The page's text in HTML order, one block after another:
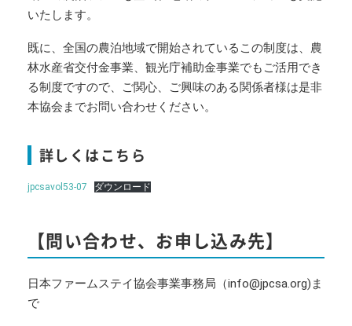
いたします。
既に、全国の農泊地域で開始されているこの制度は、農
林水産省交付金事業、観光庁補助金事業でもご活用でき
る制度ですので、ご関心、ご興味のある関係者様は是非
本協会までお問い合わせください。
詳しくはこちら
jpcsavol53-07 ダウンロード
【問い合わせ、お申し込み先】
日本ファームステイ協会事業事務局（info@jpcsa.org)ま
で